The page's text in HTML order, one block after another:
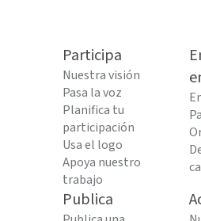
Participa
Nuestra visión
Pasa la voz
Planifica tu
participación
Usa el logo
Apoya nuestro
trabajo
Publica